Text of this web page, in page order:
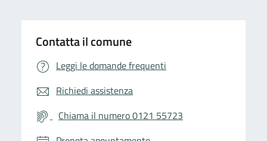
Contatta il comune
Leggi le domande frequenti
Richiedi assistenza
Chiama il numero 0121 55723